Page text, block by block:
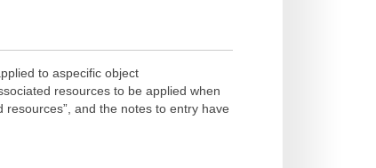
to aspecific object
resources to be applied when
and the notes to entry have